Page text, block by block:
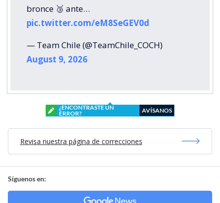
bronce 🥉 ante…
pic.twitter.com/eM8SeGEV0d
— Team Chile (@TeamChile_COCH)
August 9, 2026
¿ENCONTRASTE UN
ERROR?
AVÍSANOS
Revisa nuestra página de correcciones
Síguenos en: